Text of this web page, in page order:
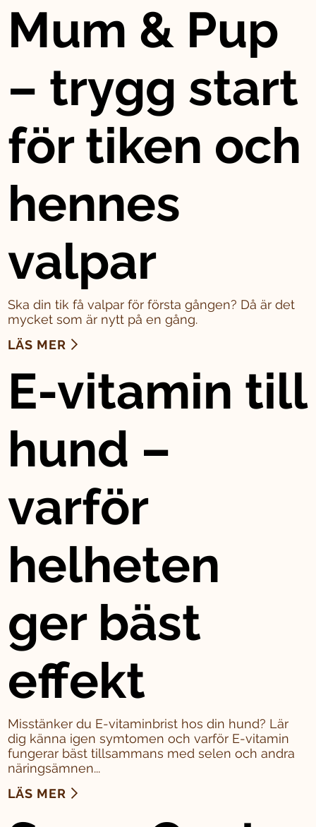
Mum & Pup
– trygg start
för tiken och
hennes
valpar
Ska din tik få valpar för första gången? Då är det
mycket som är nytt på en gång.
LÄS MER
E-vitamin till
hund –
varför
helheten
ger bäst
effekt
Misstänker du E-vitaminbrist hos din hund? Lär
dig känna igen symtomen och varför E-vitamin
fungerar bäst tillsammans med selen och andra
näringsämnen...
LÄS MER